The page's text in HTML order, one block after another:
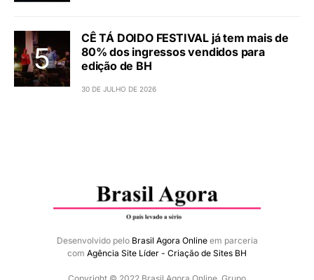
CÊ TÁ DOIDO FESTIVAL já tem mais de
80% dos ingressos vendidos para
edição de BH
30 DE JULHO DE 2026
Desenvolvido pelo Brasil Agora Onlineem parceria
com Agência Site Líder - Criação de Sites BH